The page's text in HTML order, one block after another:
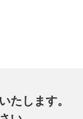
たします。